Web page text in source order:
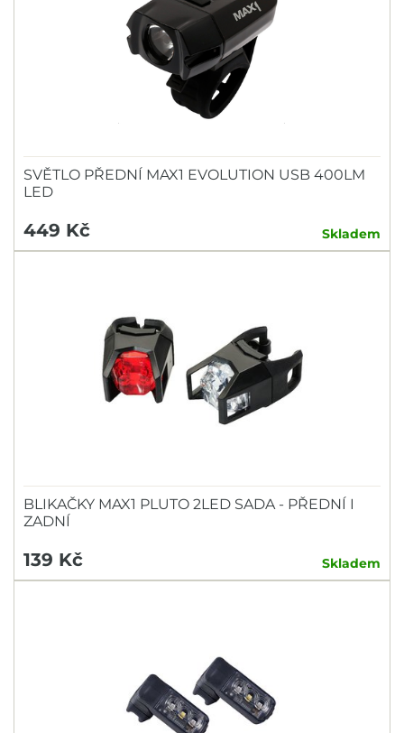
SVĚTLO PŘEDNÍ MAX1 EVOLUTION USB 400LM
LED
449 Kč Skladem
BLIKAČKY MAX1 PLUTO 2LED SADA - PŘEDNÍ I
ZADNÍ
139 Kč Skladem